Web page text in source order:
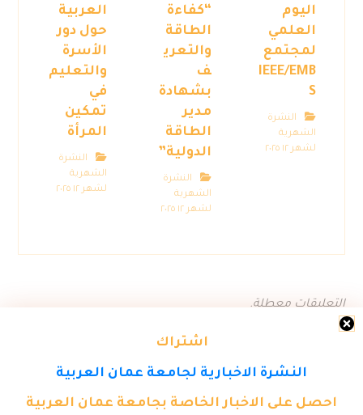
اشتراك
النشرة الاخبارية لجامعة عمان العربية
احصل على الاخبار الخاصة بجامعة عمان العربية
اليوم
العلمي
لمجتمع
IEEE/EMB
S
النشرة
الشهرية
لشهر ١٢ ٢٠٢٥
“كفاءة
الطاقة
والتعري
ف
بشهادة
مدير
الطاقة
الدولية”
النشرة
الشهرية
لشهر ١٢ ٢٠٢٥
العربية
حول دور
الأسرة
والتعليم
في
تمكين
المرأة
النشرة
الشهرية
لشهر ١٢ ٢٠٢٥
التعليقات معطلة.